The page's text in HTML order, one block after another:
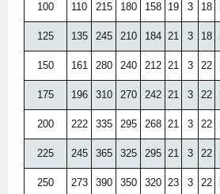
100 110 215 180 158 19 3 18
125 135 245 210 184 21 3 18
150 161 280 240 212 21 3 22
175 196 310 270 242 21 3 22
200 222 335 295 268 21 3 22
225 245 365 325 295 21 3 22
250 273 390 350 320 23 3 22